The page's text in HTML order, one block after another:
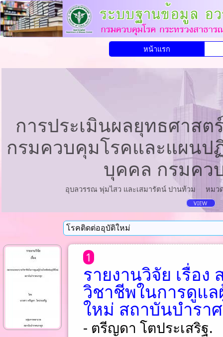
หน้าแรก
การประเมินผลยุทธศาส
กรมควบคุมโรคและแผนป
บุคคล กรมคว
อุบลวรรณ พุ่มไสว และเสมารัตน์ ปานท้วม หมว
VIEW
1
รายงานวิจัย เรื่อ
วิชาชีพในการดูแ
ใหม่ สถาบันบำรา
- ตรีญดา โตประเสริฐ.